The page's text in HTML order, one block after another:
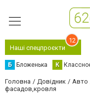
Наші спецпроєкти
12
Б Бложенька К
Головна Довідник Авто
фасадов,кровля